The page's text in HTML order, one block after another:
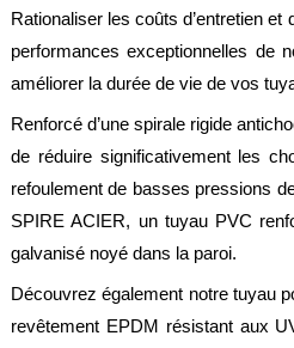
La
société
Présentation
Domaines
d'activité
Nos
engagements
Conditions
de
Rationaliser les coûts d’entretien
performances exceptionnelles de
améliorer la durée de vie de vos
Renforcé d’une spirale rigide
de réduire significativement les
refoulement de basses pressions
SPIRE ACIER, un tuyau PVC
galvanisé noyé dans la paroi.
Découvrez également notre tuyau
revêtement EPDM résistant aux